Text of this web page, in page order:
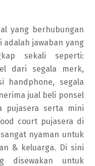
yang berhubungan
jawaban yang
sekali seperti:
dari segala merk,
handphone, segala
jual beli ponsel
pujasera serta mini
court pujasera di
nyaman untuk
& keluarga. Di sini
disewakan untuk